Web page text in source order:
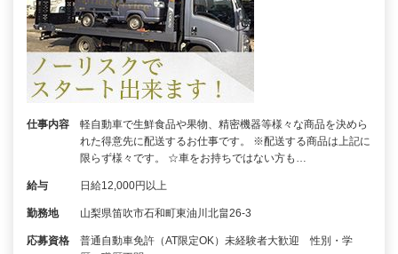
仕事内容
軽自動車で生鮮食品や果物、精密機器等様々な商品を決めら
れた得意先に配送するお仕事です。 ※配送する商品は上記に
限らず様々です。 ☆車をお持ちではない方も…
給与 日給12,000円以上
勤務地 山梨県笛吹市石和町東油川北畠26-3
応募資格
普通自動車免許（AT限定OK）未経験者大歓迎 性別・学